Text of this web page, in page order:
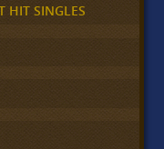
HIT SINGLES